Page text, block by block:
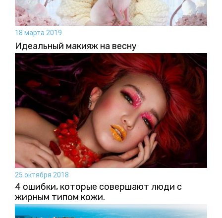
18 марта 2019
Идеальный макияж на весну
25 октября 2018
4 ошибки, которые совершают люди с
жирным типом кожи.